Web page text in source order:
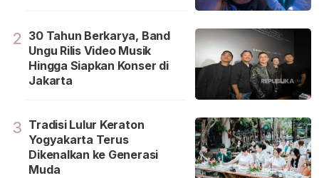
2 30 Tahun Berkarya, Band
Ungu Rilis Video Musik
Hingga Siapkan Konser di
Jakarta
3 Tradisi Lulur Keraton
Yogyakarta Terus
Dikenalkan ke Generasi
Muda